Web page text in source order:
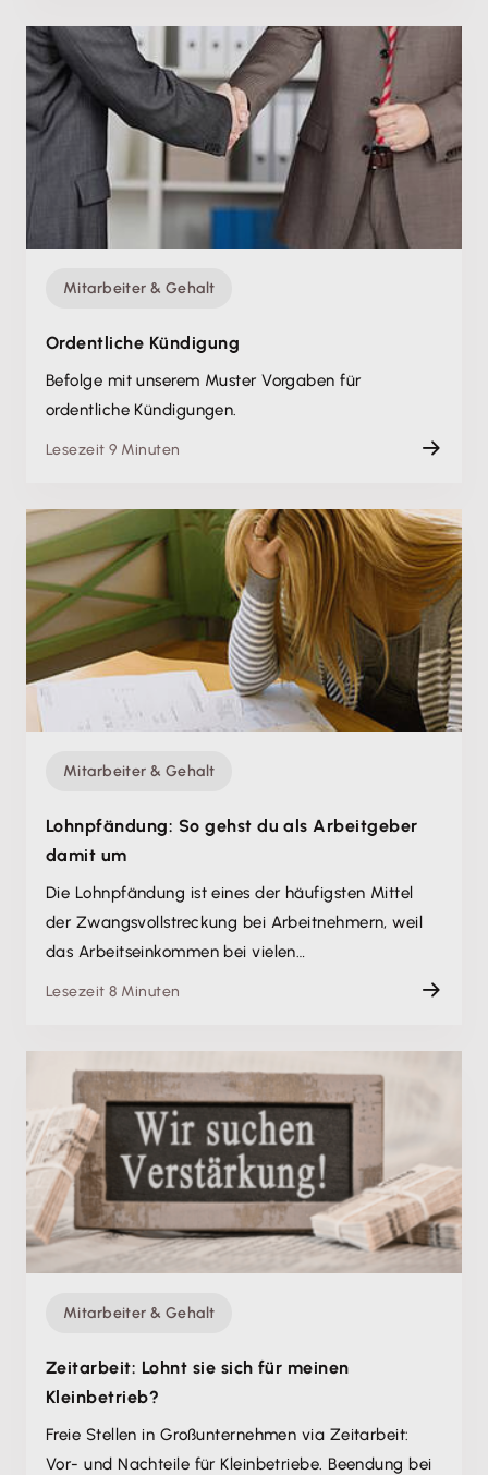
Mitarbeiter & Gehalt
Ordentliche Kündigung
Befolge mit unserem Muster Vorgaben für
ordentliche Kündigungen.
Lesezeit 9 Minuten
Mitarbeiter & Gehalt
Lohnpfändung: So gehst du als Arbeitgeber
damit um
Die Lohnpfändung ist eines der häufigsten Mittel
der Zwangsvollstreckung bei Arbeitnehmern, weil
das Arbeitseinkommen bei vielen…
Lesezeit 8 Minuten
Mitarbeiter & Gehalt
Zeitarbeit: Lohnt sie sich für meinen
Kleinbetrieb?
Freie Stellen in Großunternehmen via Zeitarbeit:
Vor- und Nachteile für Kleinbetriebe. Beendung bei